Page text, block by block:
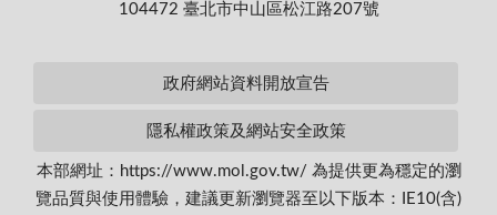
104472 臺北市中山區松江路207號
政府網站資料開放宣告
隱私權政策及網站安全政策
本部網址：https://www.mol.gov.tw/ 為提供更為穩定的瀏
覽品質與使用體驗，建議更新瀏覽器至以下版本：IE10(含)